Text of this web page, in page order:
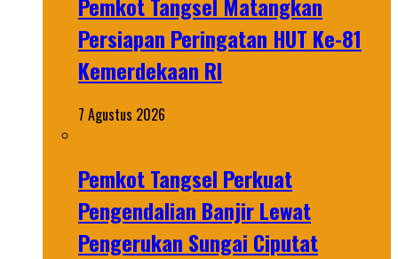
Persiapan Peringatan HUT Ke-81
Kemerdekaan RI
7 Agustus 2026
Pemkot Tangsel Perkuat
Pengendalian Banjir Lewat
Pengerukan Sungai Ciputat